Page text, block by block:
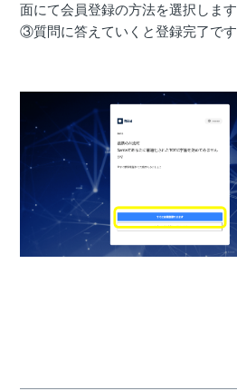
面にて会員登録の方法を選択します
③質問に答えていくと登録完了です